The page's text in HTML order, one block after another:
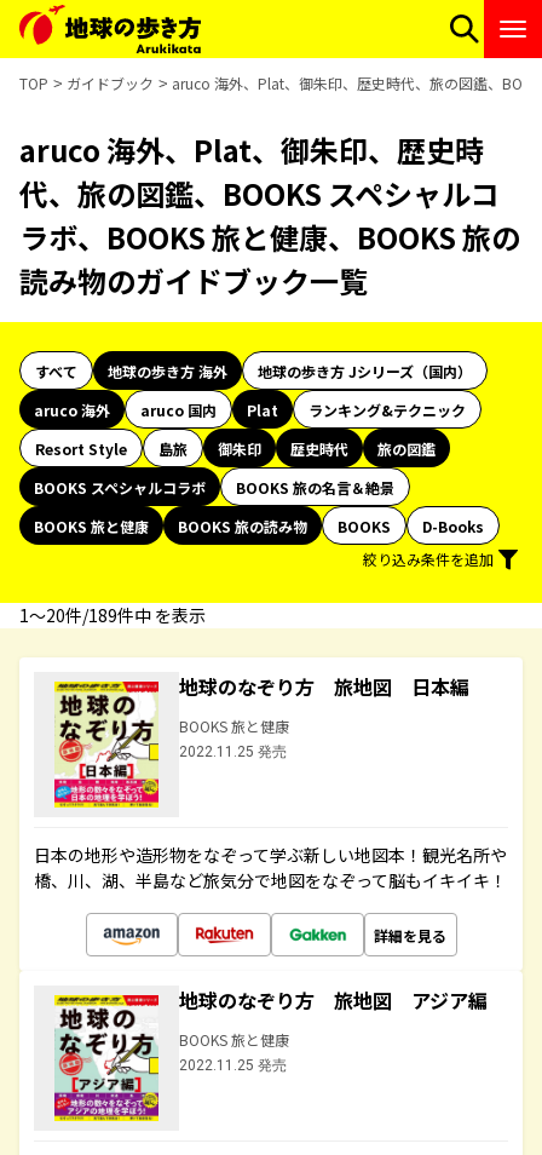
TOP ガイドブック aruco 海外、Plat、御朱印、歴史時代、旅の図鑑、
aruco 海外、Plat、御朱印、歴史時
代、旅の図鑑、BOOKS スペシャルコ
ラボ、BOOKS 旅と健康、BOOKS 旅の
読み物のガイドブック一覧
すべて 地球の歩き方 海外
地球の歩き方 Jシリーズ（国内）
aruco 海外
aruco 国内 Plat
ランキング&テクニック
Resort Style
島旅 御朱印 歴史時代
旅の図鑑
BOOKS スペシャルコラボ
BOOKS 旅の名言＆絶景
BOOKS 旅と健康
BOOKS 旅の読み物 BOOKS
D-Books
絞り込み条件を追加
1〜20件/189件中 を表示
地球のなぞり方 旅地図 日本編
BOOKS 旅と健康
2022.11.25 発売
日本の地形や造形物をなぞって学ぶ新しい地図本！観光名所や
橋、川、湖、半島など旅気分で地図をなぞって脳もイキイキ！
詳細を見る
地球のなぞり方 旅地図 アジア編
BOOKS 旅と健康
2022.11.25 発売